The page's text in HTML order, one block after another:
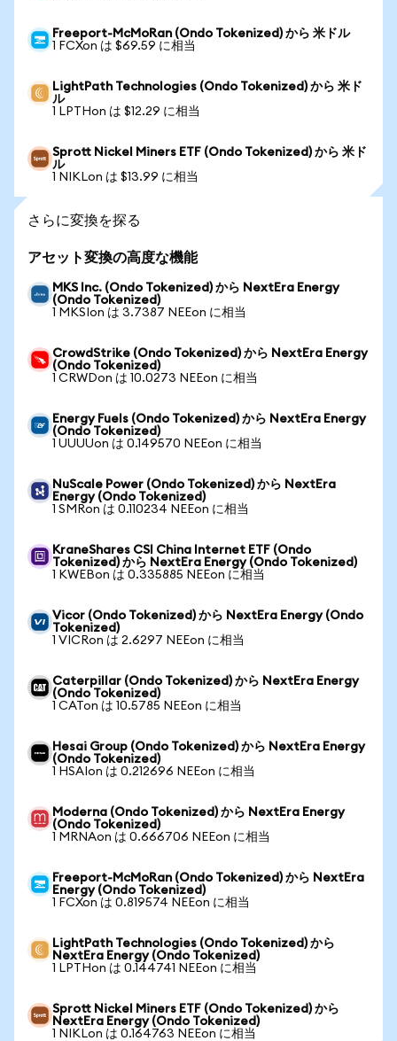
Freeport-McMoRan (Ondo Tokenized) から 米ドル
1 FCXon は $69.59 に相当
LightPath Technologies (Ondo Tokenized) から 米ド
ル
1 LPTHon は $12.29 に相当
Sprott Nickel Miners ETF (Ondo Tokenized) から 米ド
ル
1 NIKLon は $13.99 に相当
さらに変換を探る
アセット変換の高度な機能
MKS Inc. (Ondo Tokenized) から NextEra Energy
(Ondo Tokenized)
1 MKSIon は 3.7387 NEEon に相当
CrowdStrike (Ondo Tokenized) から NextEra Energy
(Ondo Tokenized)
1 CRWDon は 10.0273 NEEon に相当
Energy Fuels (Ondo Tokenized) から NextEra Energy
(Ondo Tokenized)
1 UUUUon は 0.149570 NEEon に相当
NuScale Power (Ondo Tokenized) から NextEra
Energy (Ondo Tokenized)
1 SMRon は 0.110234 NEEon に相当
KraneShares CSI China Internet ETF (Ondo
Tokenized) から NextEra Energy (Ondo Tokenized)
1 KWEBon は 0.335885 NEEon に相当
Vicor (Ondo Tokenized) から NextEra Energy (Ondo
Tokenized)
1 VICRon は 2.6297 NEEon に相当
Caterpillar (Ondo Tokenized) から NextEra Energy
(Ondo Tokenized)
1 CATon は 10.5785 NEEon に相当
Hesai Group (Ondo Tokenized) から NextEra Energy
(Ondo Tokenized)
1 HSAIon は 0.212696 NEEon に相当
Moderna (Ondo Tokenized) から NextEra Energy
(Ondo Tokenized)
1 MRNAon は 0.666706 NEEon に相当
Freeport-McMoRan (Ondo Tokenized) から NextEra
Energy (Ondo Tokenized)
1 FCXon は 0.819574 NEEon に相当
LightPath Technologies (Ondo Tokenized) から
NextEra Energy (Ondo Tokenized)
1 LPTHon は 0.144741 NEEon に相当
Sprott Nickel Miners ETF (Ondo Tokenized) から
NextEra Energy (Ondo Tokenized)
1 NIKLon は 0.164763 NEEon に相当